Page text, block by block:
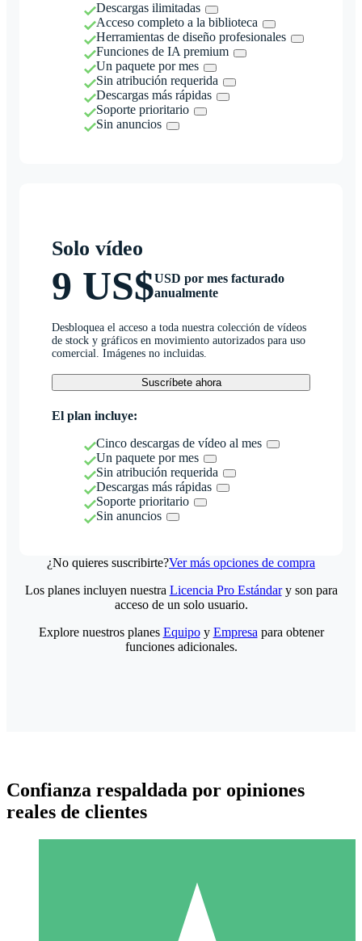
Descargas ilimitadas
Acceso completo a la biblioteca
Herramientas de diseño profesionales
Funciones de IA premium
Un paquete por mes
Sin atribución requerida
Descargas más rápidas
Soporte prioritario
Sin anuncios
Solo vídeo
9 US$USD por mes facturado
anualmente
Desbloquea el acceso a toda nuestra colección de vídeos
de stock y gráficos en movimiento autorizados para uso
comercial. Imágenes no incluidas.
Suscríbete ahora
El plan incluye:
Cinco descargas de vídeo al mes
Un paquete por mes
Sin atribución requerida
Descargas más rápidas
Soporte prioritario
Sin anuncios
¿No quieres suscribirte?Ver más opciones de compra
Paquetes de Créditos Individuales
Los planes incluyen nuestra Licencia Pro Estándary son para
acceso de un solo usuario.
Explore nuestros planes Equipoy Empresa para obtener
funciones adicionales.
Confianza respaldada por opiniones
reales de clientes